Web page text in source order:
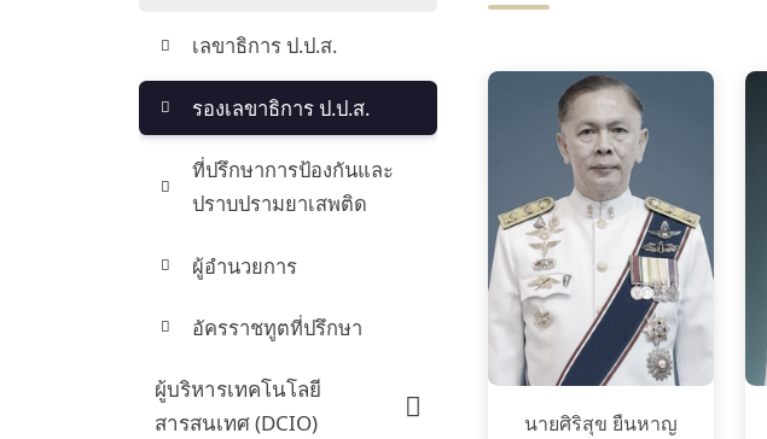
เลขาธิการ ป.ป.ส.
รองเลขาธิการ ป.ป.ส.
ที่ปรึกษาการป้องกันและ
ปราบปรามยาเสพติด
ผู้อำนวยการ
อัครราชทูตที่ปรึกษา
ผู้บริหารเทคโนโลยี
สารสนเทศ (DCIO)
นายศิริสุข ยืนหาญ